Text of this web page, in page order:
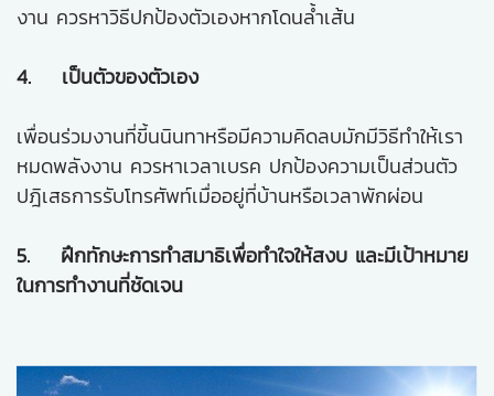
งาน ควรหาวิธีปกป้องตัวเองหากโดนล้ำเส้น
4. เป็นตัวของตัวเอง
เพื่อนร่วมงานที่ขี้นนินทาหรือมีความคิดลบมักมีวิธีทำให้เรา
หมดพลังงาน ควรหาเวลาเบรค ปกป้องความเป็นส่วนตัว
ปฎิเสธการรับโทรศัพท์เมื่ออยู่ที่บ้านหรือเวลาพักผ่อน
5. ฝึกทักษะการทำสมาธิเพื่อทำใจให้สงบ และมีเป้าหมาย
ในการทำงานที่ชัดเจน